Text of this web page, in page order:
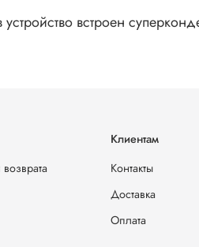
встроен
Клиентам
Контакты
Доставка
Оплата